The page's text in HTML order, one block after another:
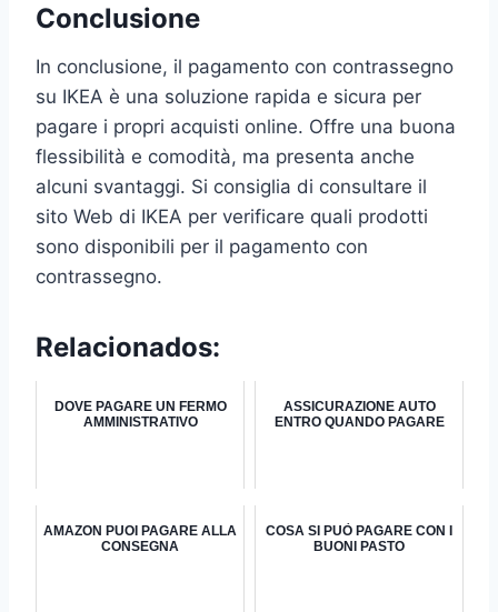
Conclusione
In conclusione, il pagamento con contrassegno
su IKEA è una soluzione rapida e sicura per
pagare i propri acquisti online. Offre una buona
flessibilità e comodità, ma presenta anche
alcuni svantaggi. Si consiglia di consultare il
sito Web di IKEA per verificare quali prodotti
sono disponibili per il pagamento con
contrassegno.
Relacionados:
DOVE PAGARE UN FERMO
AMMINISTRATIVO
ASSICURAZIONE AUTO
ENTRO QUANDO PAGARE
AMAZON PUOI PAGARE ALLA
CONSEGNA
COSA SI PUÒ PAGARE CON I
BUONI PASTO